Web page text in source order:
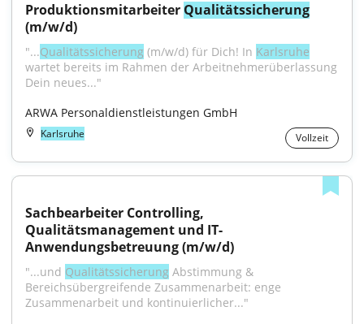
Produktionsmitarbeiter Qualitätssicherung
(m/w/d)
"...Qualitätssicherung (m/w/d) für Dich! In Karlsruhe
wartet bereits im Rahmen der Arbeitnehmerüberlassung
Dein neues..."
ARWA Personaldienstleistungen GmbH
Karlsruhe Vollzeit
Sachbearbeiter Controlling,
Qualitätsmanagement und IT-
Anwendungsbetreuung (m/w/d)
"...und Qualitätssicherung Abstimmung &
Bereichsübergreifende Zusammenarbeit: enge
Zusammenarbeit und kontinuierlicher..."